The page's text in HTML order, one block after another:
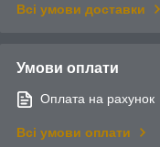
Всі умови доставки
Умови оплати
Оплата на рахунок
Всі умови оплати